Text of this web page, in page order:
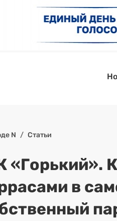
N Статьи
«Горький».
в